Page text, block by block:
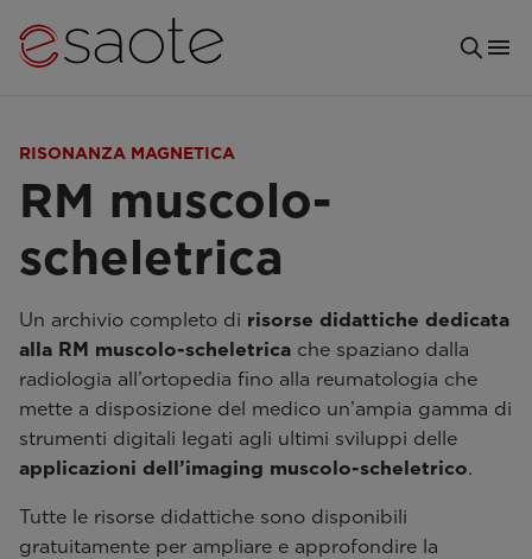
RISONANZA MAGNETICA
RM muscolo-
scheletrica
Un archivio completo di risorse didattiche dedicata
alla RM muscolo-scheletrica che spaziano dalla
radiologia all’ortopedia fino alla reumatologia che
mette a disposizione del medico un’ampia gamma di
strumenti digitali legati agli ultimi sviluppi delle
applicazioni dell’imaging muscolo-scheletrico.
Tutte le risorse didattiche sono disponibili
gratuitamente per ampliare e approfondire la